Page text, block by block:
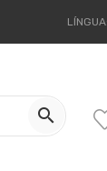
LÍNGUA:
